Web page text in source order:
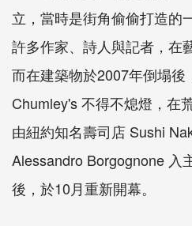
立，當時是街角偷偷打造的
許多作家、詩人與記者，在
而在建築物於2007年倒塌後
Chumley's 不得不熄燈，在
由紐約知名壽司店 Sushi
Alessandro Borgognone 入
後，於10月重新開幕。